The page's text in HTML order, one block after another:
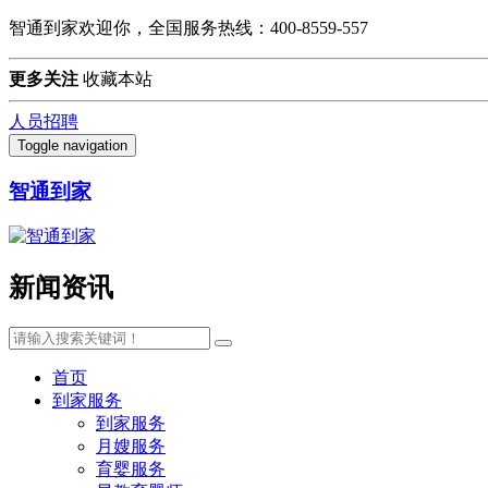
智通到家欢迎你，全国服务热线：400-8559-557
更多关注 收藏本站
人员招聘
Toggle navigation
智通到家
新闻资讯
首页
到家服务
到家服务
月嫂服务
育婴服务